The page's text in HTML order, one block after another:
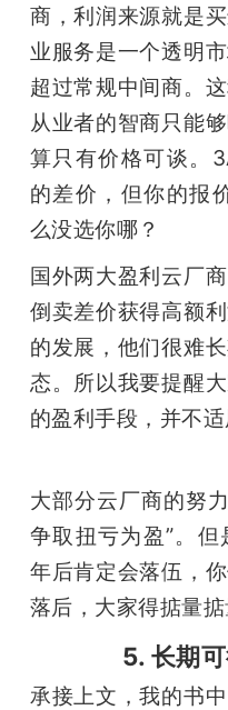
商，利润来源就是
业服务是一个透明
超过常规中间商。
从业者的智商只能
算只有价格可谈。
的差价，但你的报
么没选你哪？
国外两大盈利云厂
倒卖差价获得高额
的发展，他们很难
态。所以我要提醒
的盈利手段，并不适
大部分云厂商的努
争取扭亏为盈”。
年后肯定会落伍，
落后，大家得掂量掂
5. 长期
承接上文，我的书